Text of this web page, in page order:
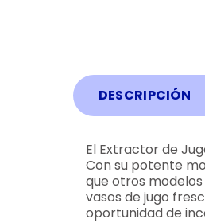
DESCRIPCIÓN
El Extractor de
Con su potente
que otros
vasos de jugo
oportunidad de